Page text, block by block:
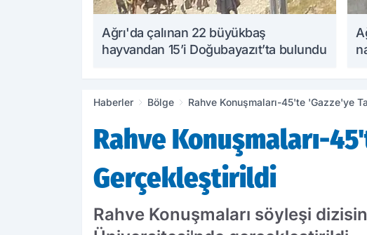
Ağrı'da çalınan 22 büyükbaş
hayvandan 15’i Doğubayazıt’ta bulundu
Haberler Bölge Rahve Konuşmaları-45'te 'Gazze'ye
Rahve Konuşmaları-
Gerçekleştirildi
Rahve Konuşmaları söyleşi